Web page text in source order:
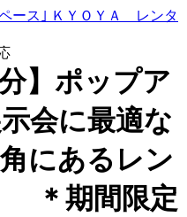
ース｣ ＫＹＯＹＡ レンタ
】ポップア
会に最適な
にあるレン
＊期間限定